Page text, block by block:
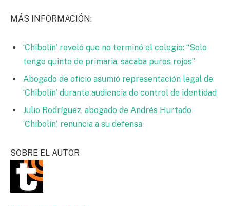
MÁS INFORMACIÓN:
‘Chibolín’ reveló que no terminó el colegio: “Solo
tengo quinto de primaria, sacaba puros rojos”
Abogado de oficio asumió representación legal de
‘Chibolín’ durante audiencia de control de identidad
Julio Rodríguez, abogado de Andrés Hurtado
‘Chibolín’, renuncia a su defensa
SOBRE EL AUTOR